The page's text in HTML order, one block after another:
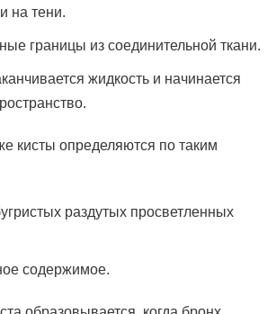
на тени.
границы из соединительной ткани.
жидкость и начинается
кисты определяются по таким
раздутых просветленных
содержимое.